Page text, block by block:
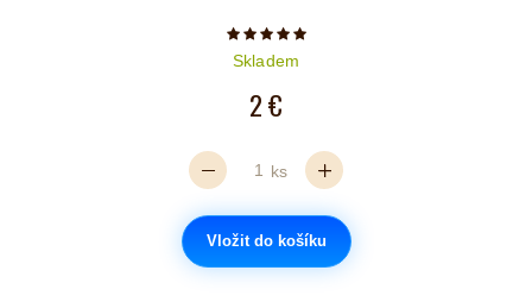
Počet hvězdiček je 5 z 5
Skladem
2 €
ks
Vložit do košíku